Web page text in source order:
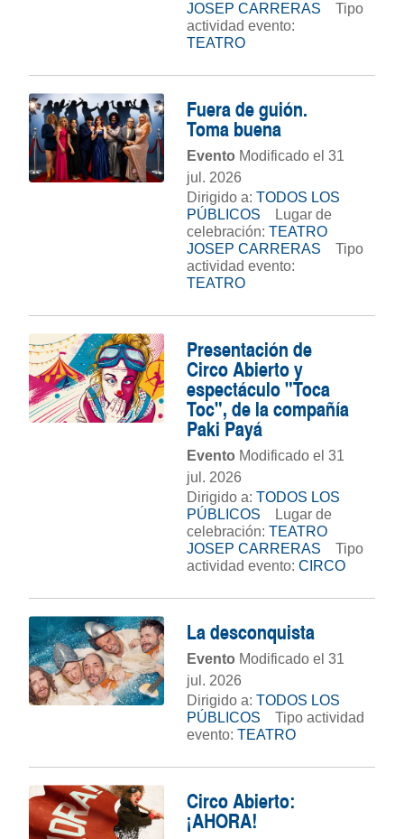
JOSEP CARRERAS
Tipo
actividad evento:
TEATRO
Fuera de guión.
Toma buena
Evento Modificado el 31
jul. 2026
Dirigido a: TODOS LOS
PÚBLICOS
Lugar de
celebración: TEATRO
JOSEP CARRERAS
Tipo
actividad evento:
TEATRO
Presentación de
Circo Abierto y
espectáculo "Toca
Toc", de la compañía
Paki Payá
Evento Modificado el 31
jul. 2026
Dirigido a: TODOS LOS
PÚBLICOS
Lugar de
celebración: TEATRO
JOSEP CARRERAS
Tipo
actividad evento: CIRCO
La desconquista
Evento Modificado el 31
jul. 2026
Dirigido a: TODOS LOS
PÚBLICOS
Tipo actividad
evento: TEATRO
Circo Abierto:
¡AHORA!